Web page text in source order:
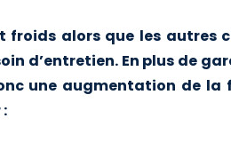
froids alors que les
d’entretien. En plus de
une augmentation de